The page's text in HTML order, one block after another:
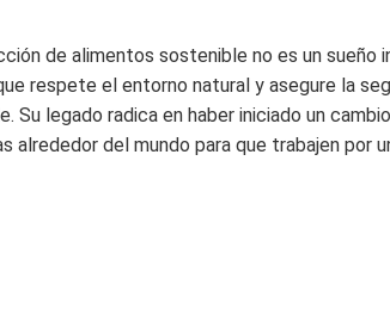
de alimentos sostenible no es un sueño
respete el entorno natural y asegure la
Su legado radica en haber iniciado un
alrededor del mundo para que trabajen por